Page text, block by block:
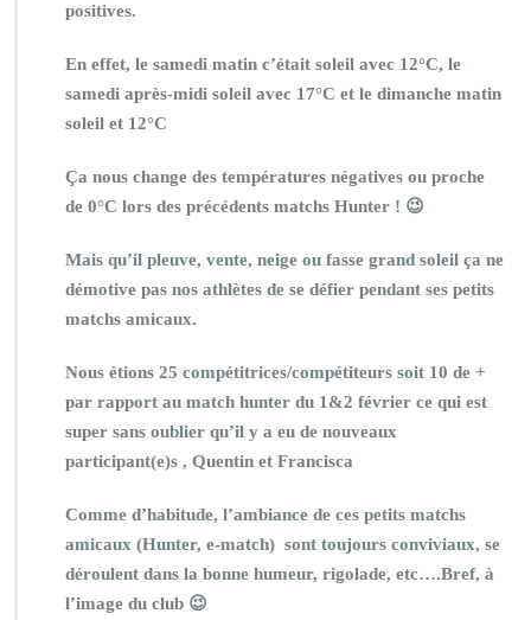
positives.
En effet, le samedi matin c’était soleil avec 12°C, le
samedi après-midi soleil avec 17°C et le dimanche matin
soleil et 12°C
Ça nous change des températures négatives ou proche
de 0°C lors des précédents matchs Hunter ! 😉
Mais qu’il pleuve, vente, neige ou fasse grand soleil ça ne
démotive pas nos athlètes de se défier pendant ses petits
matchs amicaux.
Nous étions 25 compétitrices/compétiteurs soit 10 de +
par rapport au match hunter du 1&2 février ce qui est
super sans oublier qu’il y a eu de nouveaux
participant(e)s , Quentin et Francisca
Comme d’habitude, l’ambiance de ces petits matchs
amicaux (Hunter, e-match) sont toujours conviviaux, se
déroulent dans la bonne humeur, rigolade, etc….Bref, à
l’image du club 😉